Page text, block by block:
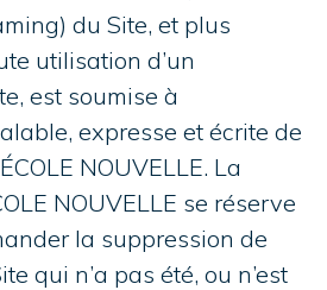
du Site, et plus
utilisation d’un
est soumise à
expresse et écrite de
NOUVELLE. La
NOUVELLE se réserve
la suppression de
qui n’a pas été, ou n’est